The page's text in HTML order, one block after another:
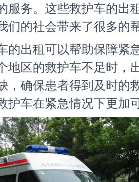
服务。这些救护车的出
们的社会带来了很多的
的出租可以帮助保障紧
地区的救护车不足时，
，确保患者得到及时的
护车在紧急情况下更加